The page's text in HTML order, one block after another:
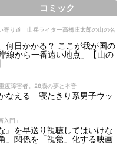
コミック
寄り道 山岳ライター高橋庄太郎の山の名
何日かかる？ ここが我が国の
線から一番遠い地点」【山の
度障害者。28歳の夢と本音
なえる 寝たきり系男子ウッ
門」
』を早送り視聴してはいけな
関係を「視覚」化する映画